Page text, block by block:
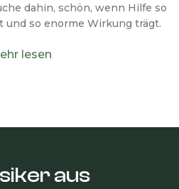
dahin, schön, wenn Hilfe so
so enorme Wirkung trägt.
lesen
aus